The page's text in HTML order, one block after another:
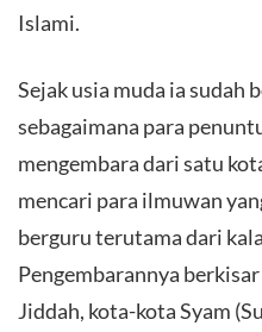
Islami.
Sejak usia muda ia sudah
sebagaimana para
mengembara dari satu
mencari para ilmuwan
berguru terutama dari
Pengembarannya
Jiddah, kota-kota Syam